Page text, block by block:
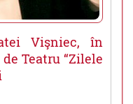
Vişniec, în
Teatru “Zilele